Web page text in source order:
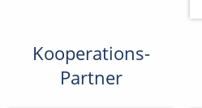
Kooperations-
Partner